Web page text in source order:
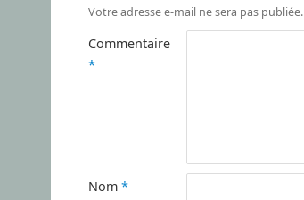
Votre adresse e-mail ne sera pas publiée.
Commentaire
*
Nom *